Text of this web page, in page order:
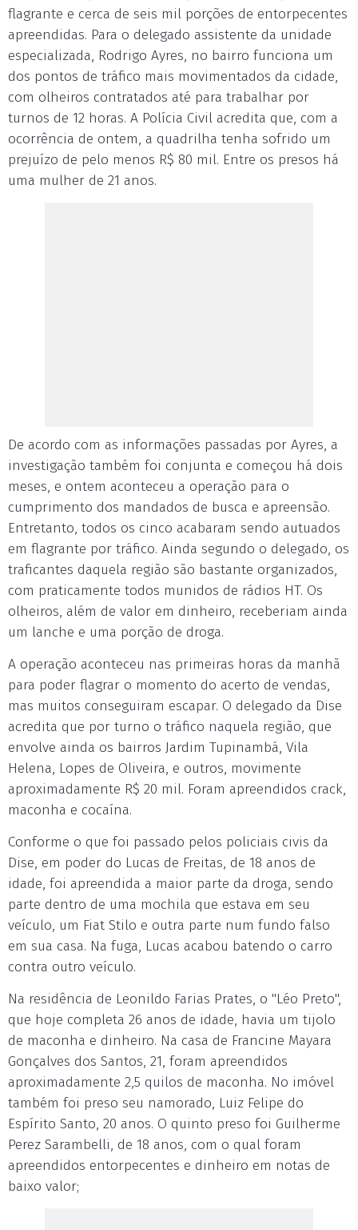
flagrante e cerca de seis mil porções de entorpecentes
apreendidas. Para o delegado assistente da unidade
especializada, Rodrigo Ayres, no bairro funciona um
dos pontos de tráfico mais movimentados da cidade,
com olheiros contratados até para trabalhar por
turnos de 12 horas. A Polícia Civil acredita que, com a
ocorrência de ontem, a quadrilha tenha sofrido um
prejuízo de pelo menos R$ 80 mil. Entre os presos há
uma mulher de 21 anos.
De acordo com as informações passadas por Ayres, a
investigação também foi conjunta e começou há dois
meses, e ontem aconteceu a operação para o
cumprimento dos mandados de busca e apreensão.
Entretanto, todos os cinco acabaram sendo autuados
em flagrante por tráfico. Ainda segundo o delegado, os
traficantes daquela região são bastante organizados,
com praticamente todos munidos de rádios HT. Os
olheiros, além de valor em dinheiro, receberiam ainda
um lanche e uma porção de droga.
A operação aconteceu nas primeiras horas da manhã
para poder flagrar o momento do acerto de vendas,
mas muitos conseguiram escapar. O delegado da Dise
acredita que por turno o tráfico naquela região, que
envolve ainda os bairros Jardim Tupinambá, Vila
Helena, Lopes de Oliveira, e outros, movimente
aproximadamente R$ 20 mil. Foram apreendidos crack,
maconha e cocaína.
Conforme o que foi passado pelos policiais civis da
Dise, em poder do Lucas de Freitas, de 18 anos de
idade, foi apreendida a maior parte da droga, sendo
parte dentro de uma mochila que estava em seu
veículo, um Fiat Stilo e outra parte num fundo falso
em sua casa. Na fuga, Lucas acabou batendo o carro
contra outro veículo.
Na residência de Leonildo Farias Prates, o "Léo Preto",
que hoje completa 26 anos de idade, havia um tijolo
de maconha e dinheiro. Na casa de Francine Mayara
Gonçalves dos Santos, 21, foram apreendidos
aproximadamente 2,5 quilos de maconha. No imóvel
também foi preso seu namorado, Luiz Felipe do
Espírito Santo, 20 anos. O quinto preso foi Guilherme
Perez Sarambelli, de 18 anos, com o qual foram
apreendidos entorpecentes e dinheiro em notas de
baixo valor;